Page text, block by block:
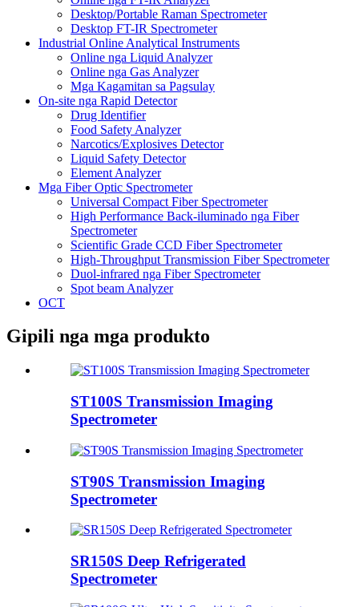
Desktop/Portable Raman Spectrometer
Desktop FT-IR Spectrometer
Industrial Online Analytical Instruments
Online nga Liquid Analyzer
Online nga Gas Analyzer
Mga Kagamitan sa Pagsulay
On-site nga Rapid Detector
Drug Identifier
Food Safety Analyzer
Narcotics/Explosives Detector
Liquid Safety Detector
Element Analyzer
Mga Fiber Optic Spectrometer
Universal Compact Fiber Spectrometer
High Performance Back-iluminado nga Fiber
Spectrometer
Scientific Grade CCD Fiber Spectrometer
High-Throughput Transmission Fiber Spectrometer
Duol-infrared nga Fiber Spectrometer
Spot beam Analyzer
OCT
Gipili nga mga produkto
ST100S Transmission Imaging
Spectrometer
ST90S Transmission Imaging
Spectrometer
SR150S Deep Refrigerated
Spectrometer